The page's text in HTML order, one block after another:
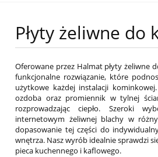
Płyty żeliwne do
Oferowane przez Halmat płyty żeliwne
funkcjonalne rozwiązanie, które
użytkowe każdej instalacji
ozdoba oraz promiennik w tylnej
rozprowadzając ciepło. Szeroki
internetowym żeliwnej blachy w
dopasowanie tej części do
wnętrza. Nasz wyrób idealnie sprawdzi
pieca kuchennego i kaflowego.